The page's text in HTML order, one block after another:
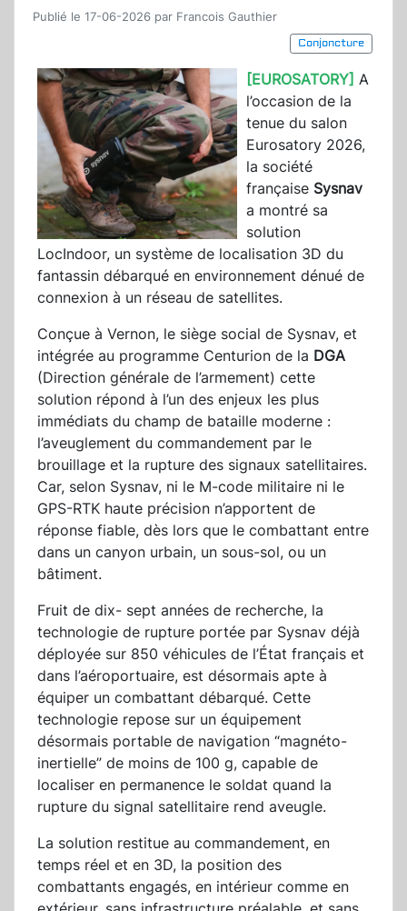
Publié le 17-06-2026 par Francois Gauthier
Conjoncture
[EUROSATORY] A
l’occasion de la
tenue du salon
Eurosatory 2026,
la société
française Sysnav
a montré sa
solution
LocIndoor, un système de localisation 3D du
fantassin débarqué en environnement dénué de
connexion à un réseau de satellites.
Conçue à Vernon, le siège social de Sysnav, et
intégrée au programme Centurion de la DGA
(Direction générale de l’armement) cette
solution répond à l’un des enjeux les plus
immédiats du champ de bataille moderne :
l’aveuglement du commandement par le
brouillage et la rupture des signaux satellitaires.
Car, selon Sysnav, ni le M-code militaire ni le
GPS-RTK haute précision n’apportent de
réponse fiable, dès lors que le combattant entre
dans un canyon urbain, un sous-sol, ou un
bâtiment.
Fruit de dix- sept années de recherche, la
technologie de rupture portée par Sysnav déjà
déployée sur 850 véhicules de l’État français et
dans l’aéroportuaire, est désormais apte à
équiper un combattant débarqué. Cette
technologie repose sur un équipement
désormais portable de navigation “magnéto-
inertielle” de moins de 100 g, capable de
localiser en permanence le soldat quand la
rupture du signal satellitaire rend aveugle.
La solution restitue au commandement, en
temps réel et en 3D, la position des
combattants engagés, en intérieur comme en